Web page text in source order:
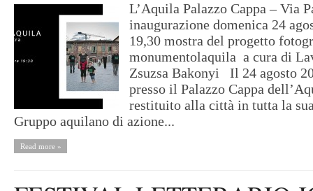
L’Aquila Palazzo Cappa – Via
inaugurazione domenica 24
19,30 mostra del progetto
monumentolaquila a cura di
Zsuzsa Bakonyi Il 24 agosto
presso il Palazzo Cappa
restituito alla città in tutta la
Gruppo aquilano di azione...
Read more »